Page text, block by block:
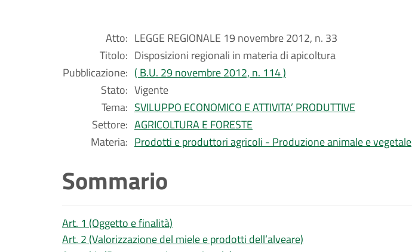
Atto: LEGGE REGIONALE 19 novembre 2012, n. 33
Titolo: Disposizioni regionali in materia di apicoltura
Pubblicazione: ( B.U. 29 novembre 2012, n. 114 )
Stato: Vigente
Tema: SVILUPPO ECONOMICO E ATTIVITA’ PRODUTTIVE
Settore: AGRICOLTURA E FORESTE
Materia: Prodotti e produttori agricoli - Produzione animale e vegetale
Sommario
Art. 1 (Oggetto e finalità)
Art. 2 (Valorizzazione del miele e prodotti dell’alveare)